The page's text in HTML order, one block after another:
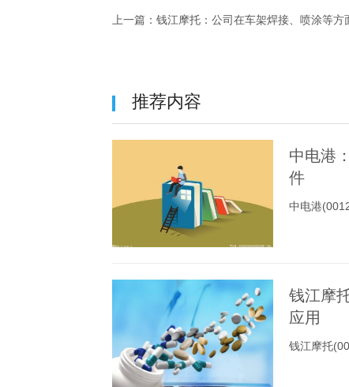
上一篇： 钱江摩托：公司在车架焊接、喷涂等方
推荐内容
中电港
件
中电港
钱江摩
应用
钱江摩托